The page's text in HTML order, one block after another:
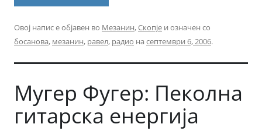
Овој напис е објавен во Мезанин,Скопје и означен со
босанова, мезанин, равел, радио на септември 6, 2006.
Мугер Фугер: Пеколна
гитарска енергија